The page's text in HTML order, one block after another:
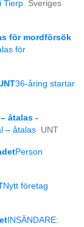
Tierp Sveriges
för mordförsök
för
36-åring startar
åtalas -
– åtalas UNT
Person
Nytt företag
INSÄNDARE: